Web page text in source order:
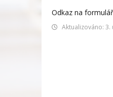
Odkaz na
Aktualizováno: 3.